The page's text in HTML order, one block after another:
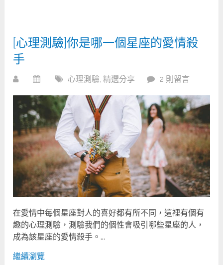
[心理測驗]你是哪一個星座的愛情殺
手
心理測驗,精選分享 2 則留言
在愛情中每個星座對人的喜好都有所不同，這裡有個有
趣的心理測驗，測驗我們的個性會吸引哪些星座的人，
成為該星座的愛情殺手。...
繼續瀏覽